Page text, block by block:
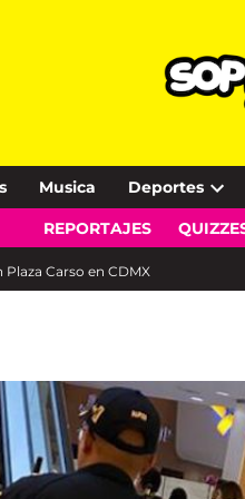
Musica Deportes
REPORTAJES
Carso en CDMX